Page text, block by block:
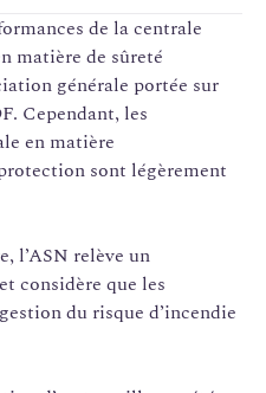
900 MWe chacun. Les
l’INB 111, les
l’INB 112.
de la centrale
matière de sûreté
générale portée sur
Cependant, les
en matière
sont légèrement
l’ASN relève un
considère que les
du risque d’incendie